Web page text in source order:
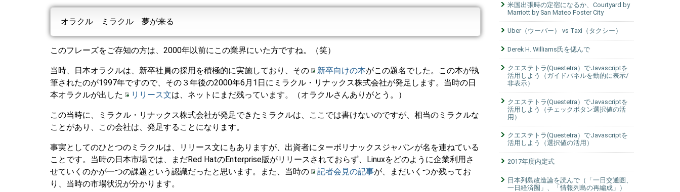
オラクル ミラクル 夢が来る
このフレーズをご存知の方は、2000年以前にこの業界にいた方ですね。（笑）
当時、日本オラクルは、新卒社員の採用を積極的に実施しており、その 新卒向けの本がこの題名でした。この本が執
筆されたのが1997年ですので、その３年後の2000年6月1日にミラクル・リナックス株式会社が発足します。当時の日
本オラクルが出した
リリース文は、ネットにまだ残っています。（オラクルさんありがとう。）
この当時に、ミラクル・リナックス株式会社が発足できたミラクルは、ここでは書けないのですが、相当のミラクルな
ことがあり、この会社は、発足することになります。
事実としてのひとつのミラクルは、リリース文にもありますが、出資者にターボリナックスジャパンが名を連ねている
ことです。当時の日本市場では、まだRed HatのEnterprise版がリリースされておらず、Linuxをどのように企業利用さ
せていくのかが一つの課題という認識だったと思います。また、当時の
記者会見の記事が、まだいくつか残ってお
り、当時の市場状況が分かります。
米国出張時の定宿になるか、Courtyard by
Marriott by San Mateo Foster City
Uber（ウーバー） vs Taxi（タクシー）
Derek H. Williams氏を偲んで
クエステトラ(Questetra）でJavascriptを
活用しよう（ガイドパネルを動的に表示/
非表示）
クエステトラ(Questetra）でJavascriptを
活用しよう（チェックボタン選択値の活
用）
クエステトラ(Questetra）でJavascriptを
活用しよう（選択値の活用）
2017年度内定式
日本列島改造論を読んで（「一日交通圏、
一日経済圏」、「情報列島の再編成」）